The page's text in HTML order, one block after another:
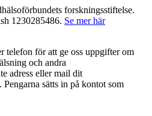
forskningsstiftelse.
1230285486. Se mer här
telefon för att ge oss uppgifter om
och andra
adress eller mail dit
sätts in på kontot som